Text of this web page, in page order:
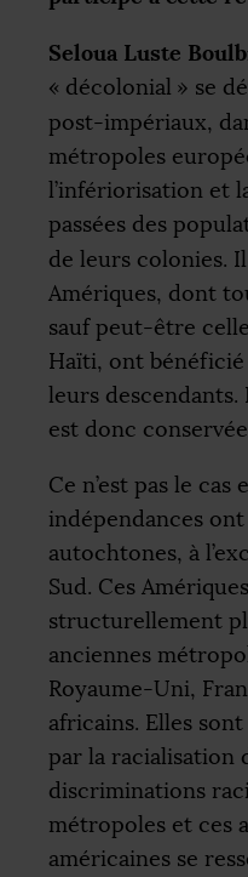
Seloua Luste
« décolonial » se
post-impériaux,
métropoles
l’infériorisation et
passées des
de leurs colonies.
Amériques, dont
sauf peut-être
Haïti, ont
leurs
est donc
Ce n’est pas le
indépendances
autochtones, à
Sud. Ces
structurellement
anciennes
Royaume-Uni,
africains. Elles
par la racialisation
discriminations
métropoles et ces
américaines se